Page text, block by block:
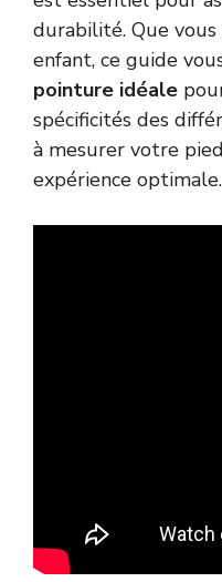
durabilité. Que vous
enfant, ce guide
pointure idéale
spécificités des
à mesurer votre
expérience optimale.